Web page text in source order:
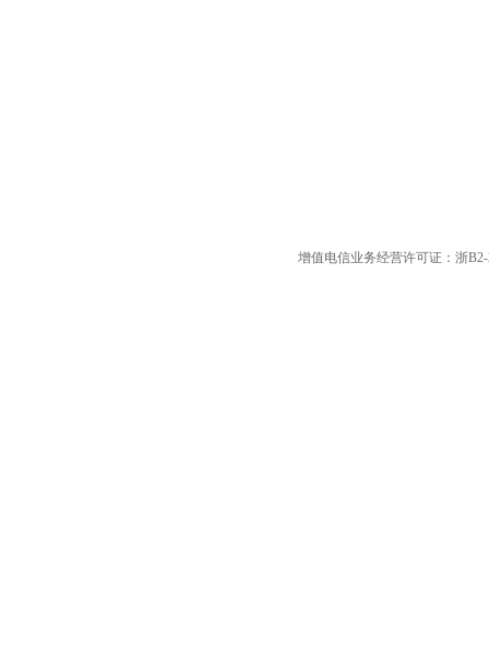
增值电信业务经营许可证：浙